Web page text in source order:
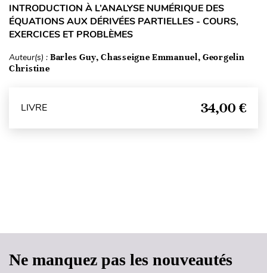
INTRODUCTION À L’ANALYSE NUMÉRIQUE DES
ÉQUATIONS AUX DÉRIVÉES PARTIELLES - COURS,
EXERCICES ET PROBLÈMES
Auteur(s) : Barles Guy, Chasseigne Emmanuel, Georgelin
Christine
LIVRE 34,00 €
Ne manquez pas les nouveautés